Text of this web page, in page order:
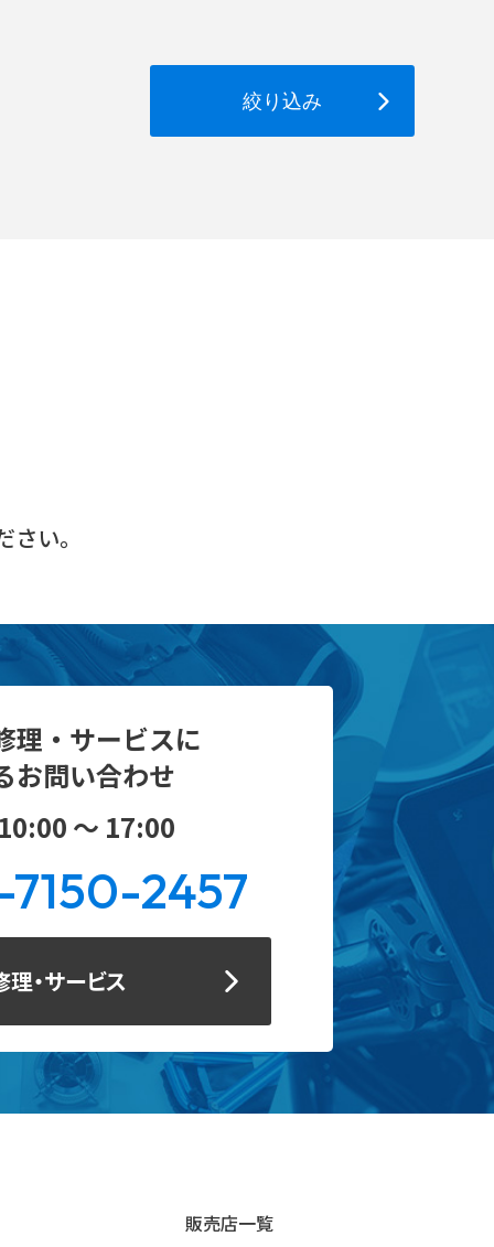
絞り込み
い。
理・サービスに
お問い合わせ
～ 17:00
2457
理・サービス
販売店一覧